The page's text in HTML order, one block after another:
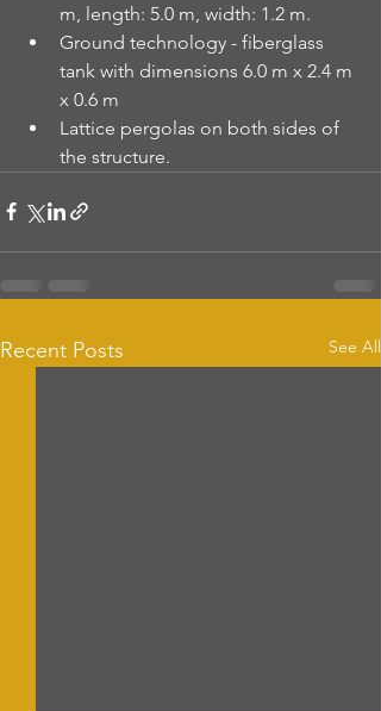
m, length: 5.0 m, width: 1.2 m.
Ground technology - fiberglass
tank with dimensions 6.0 m x 2.4 m
x 0.6 m
Lattice pergolas on both sides of
the structure.
Recent Posts See All